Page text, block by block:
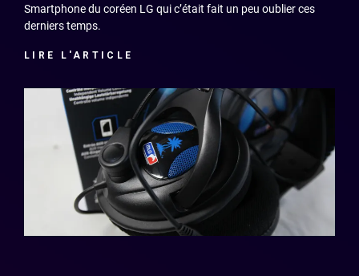
Smartphone du coréen LG qui c’était fait un peu oublier ces
derniers temps.
LIRE L'ARTICLE